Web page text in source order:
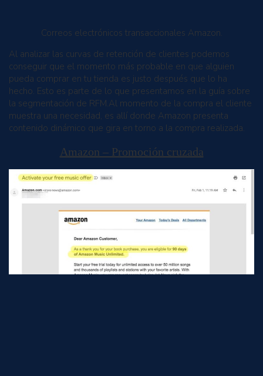
Correos electrónicos transaccionales Amazon.
Al analizar las curvas de retención de clientes podemos
conseguir que el momento más probable en que alguien
pueda comprar en tu tienda es justo después que lo ha
hecho. Esto es parte de lo que presentamos en la guía sobre
la segmentación de RFM.Al momento de la compra el cliente
muestra una necesidad, es allí donde Amazon presenta
contenido dinámico que gira en torno a la compra realizada.
Amazon – Promoción cruzada